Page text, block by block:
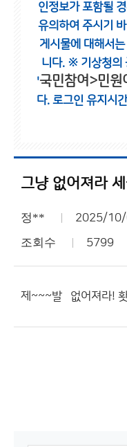
인정보가 포함될
유의하여 주시기
게시물에 대해서
니다. ※ 기상청의
'국민참여>민원
다. 로그인 유지시
그냥 없어져라
정** 2025/
조회수 5799
제~~~발 없어져라!